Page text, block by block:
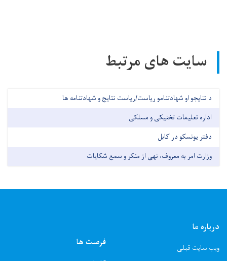
سایت های مرتبط
د نتایجو او شهادتنامو ریاست/ریاست نتایج و شهادتنامه ها
اداره تعلیمات تخنیکی و مسلکی
دفتر یونسکو در کابل
وزارت امر به معروف، نهی از منکر و سمع شکایات
درباره ما
ویب سایت قبلی
فرصت ها